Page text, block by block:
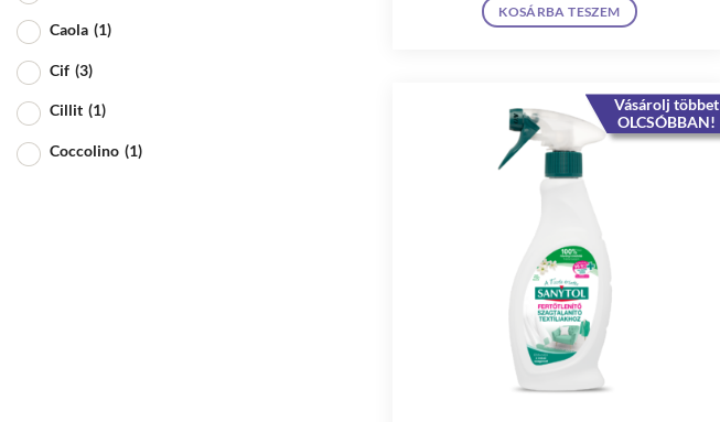
Caola (1)
Cif (3)
Cillit (1)
Coccolino (1)
KOSÁRBA TESZEM
Vásárolj többet
OLCSÓBBAN!